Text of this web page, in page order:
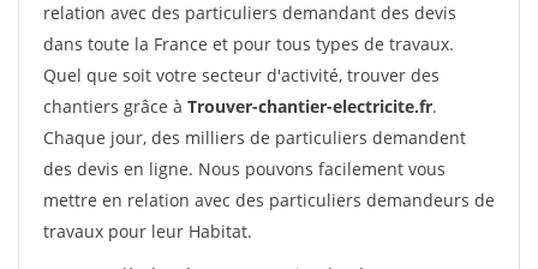
relation avec des particuliers demandant des devis
dans toute la France et pour tous types de travaux.
Quel que soit votre secteur d'activité, trouver des
chantiers grâce à Trouver-chantier-electricite.fr.
Chaque jour, des milliers de particuliers demandent
des devis en ligne. Nous pouvons facilement vous
mettre en relation avec des particuliers demandeurs de
travaux pour leur Habitat.